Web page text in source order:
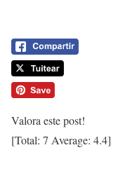
Valora este post!
[Total: 7 Average: 4.4]